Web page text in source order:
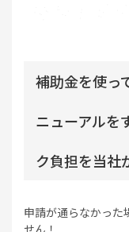
補助金を使っ
ニューアルを
ク負担を当社
申請が通らなかった